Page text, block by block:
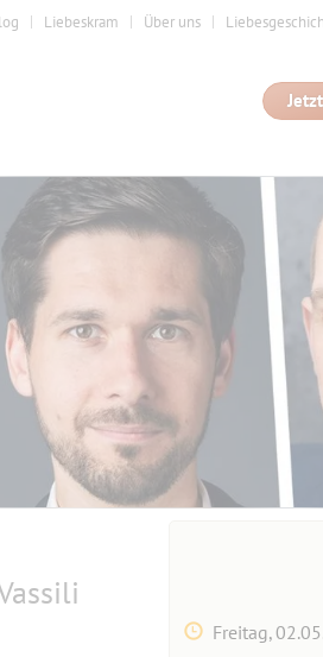
Liebeskram Über uns
Freitag,